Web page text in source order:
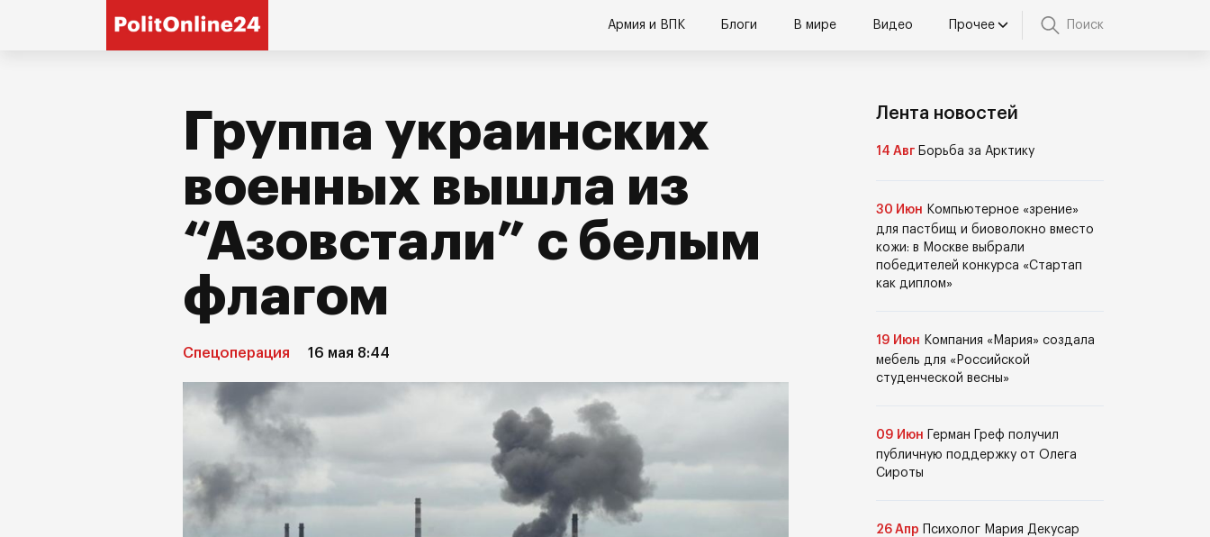
Армия и ВПК Блоги В мире Видео Прочее Поиск
Группа украинских
военных вышла из
“Азовстали” с белым
флагом
Спецоперация 16 мая 8:44
Лента новостей
14 Авг Борьба за Арктику
30 Июн Компьютерное «зрение»
для пастбищ и биоволокно вместо
кожи: в Москве выбрали
победителей конкурса «Стартап
как диплом»
19 Июн Компания «Мария» создала
мебель для «Российской
студенческой весны»
09 Июн
Герман Греф получил
публичную поддержку от Олега
Сироты
26 Апр
Психолог Мария Декусар